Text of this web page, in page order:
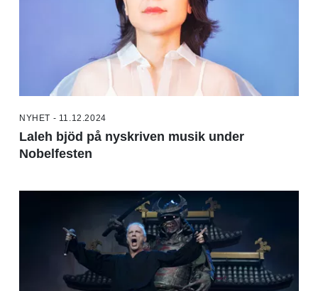
NYHET - 11.12.2024
Laleh bjöd på nyskriven musik under
Nobelfesten